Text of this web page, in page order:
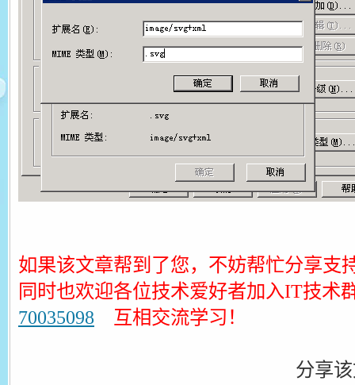
如果该文章帮到了您，不妨帮忙分享支
同时也欢迎各位技术爱好者加入IT技术
70035098 互相交流学习！
分享